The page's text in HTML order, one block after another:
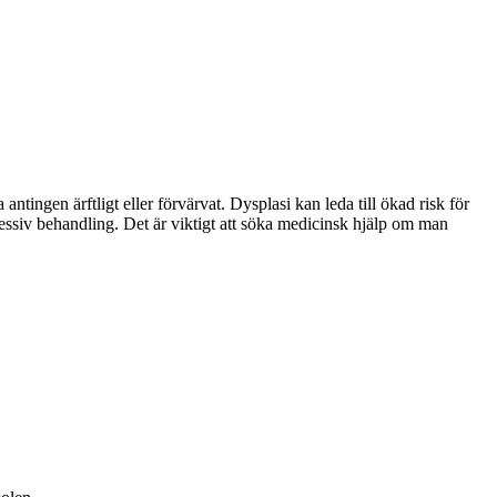
antingen ärftligt eller förvärvat. Dysplasi kan leda till ökad risk för
behandling. Det är viktigt att söka medicinsk hjälp om man